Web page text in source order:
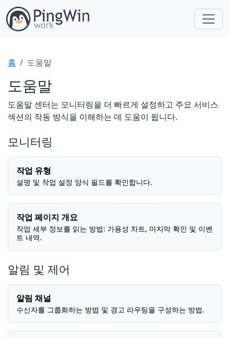
홈 도움말
도움말
도움말 센터는 모니터링을 더 빠르게 설정하고 주요 서비스
섹션의 작동 방식을 이해하는 데 도움이 됩니다.
모니터링
작업 유형
설명 및 작업 설정 양식 필드를 확인합니다.
작업 페이지 개요
작업 세부 정보를 읽는 방법: 가용성 차트, 마지막 확인 및 이벤
트 내역.
알림 및 제어
알림 채널
수신자를 그룹화하는 방법 및 경고 라우팅을 구성하는 방법.